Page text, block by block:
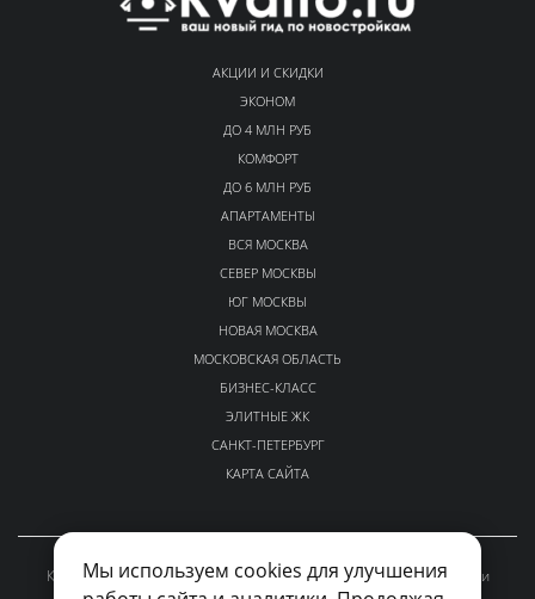
Мы используем cookies для улучшения
АКЦИИ И СКИДКИ
ЭКОНОМ
ДО 4 МЛН РУБ
КОМФОРТ
ДО 6 МЛН РУБ
АПАРТАМЕНТЫ
ВСЯ МОСКВА
СЕВЕР МОСКВЫ
ЮГ МОСКВЫ
НОВАЯ МОСКВА
МОСКОВСКАЯ ОБЛАСТЬ
БИЗНЕС-КЛАСС
ЭЛИТНЫЕ ЖК
САНКТ-ПЕТЕРБУРГ
КАРТА САЙТА
Каталог проверенных новостроек Москвы и Московской области